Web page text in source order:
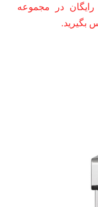
در مجموعه
بگیرید.